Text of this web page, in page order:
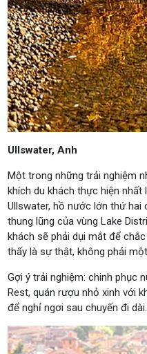
Ullswater, Anh
Một trong những trải nghiệm
khích du khách thực hiện nhất
Ullswater, hồ nước lớn thứ
thung lũng của vùng Lake
khách sẽ phải dụi mắt để
thấy là sự thật, không phải
Gợi ý trải nghiệm: chinh phục
Rest, quán rượu nhỏ xinh với
để nghỉ ngơi sau chuyến đi